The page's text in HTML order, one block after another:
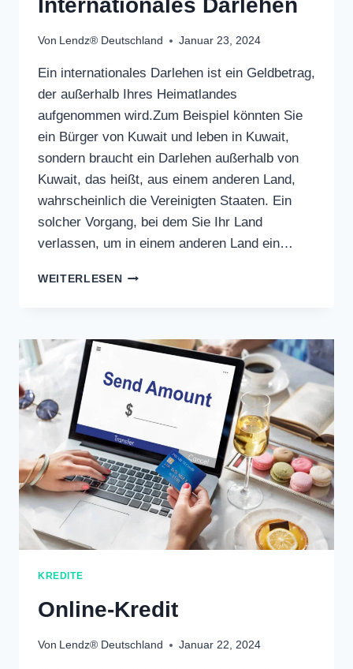
Von Lendz® Deutschland Januar 23, 2024
Ein internationales Darlehen ist ein Geldbetrag,
der außerhalb Ihres Heimatlandes
aufgenommen wird.Zum Beispiel könnten Sie
ein Bürger von Kuwait und leben in Kuwait,
sondern braucht ein Darlehen außerhalb von
Kuwait, das heißt, aus einem anderen Land,
wahrscheinlich die Vereinigten Staaten. Ein
solcher Vorgang, bei dem Sie Ihr Land
verlassen, um in einem anderen Land ein…
WEITERLESENINTERNATIONALES
KREDITE
Online-Kredit
Von Lendz® Deutschland Januar 22, 2024